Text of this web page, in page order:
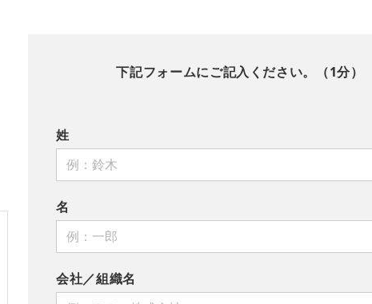
下記フォームにご記入ください。（1分）
姓
名
会社／組織名